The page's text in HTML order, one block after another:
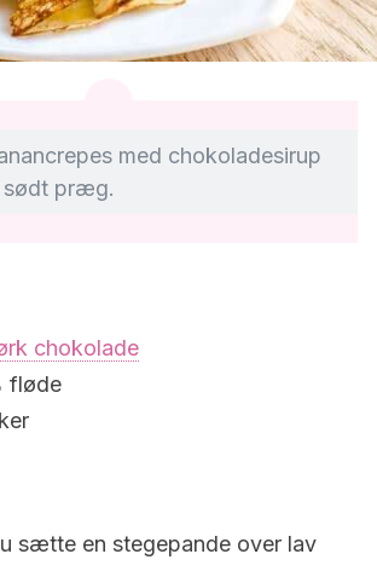
med chokoladesirup
sødt præg.
chokolade
fløde
sætte en stegepande over lav